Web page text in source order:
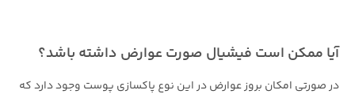
آیا ممکن است فیشیال صورت عوارض داشته باشد؟
در صورتی امکان بروز عوارض در این نوع پاکسازی پوست وجود دارد که